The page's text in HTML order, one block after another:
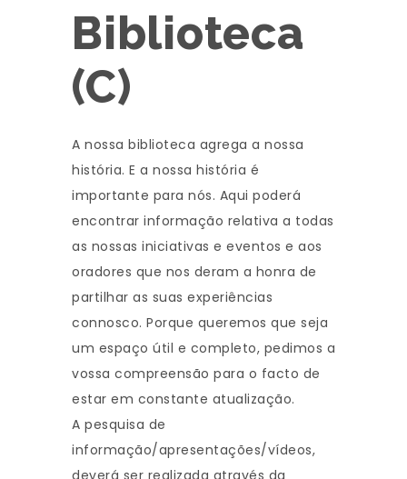
Biblioteca
(C)
A nossa biblioteca agrega a nossa
história. E a nossa história é
importante para nós. Aqui poderá
encontrar informação relativa a todas
as nossas iniciativas e eventos e aos
oradores que nos deram a honra de
partilhar as suas experiências
connosco. Porque queremos que seja
um espaço útil e completo, pedimos a
vossa compreensão para o facto de
estar em constante atualização.
A pesquisa de
informação/apresentações/vídeos,
deverá ser realizada através da